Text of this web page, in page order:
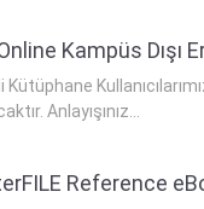
Kampüs Dışı
Kütüphane
Anlayışınız...
Reference